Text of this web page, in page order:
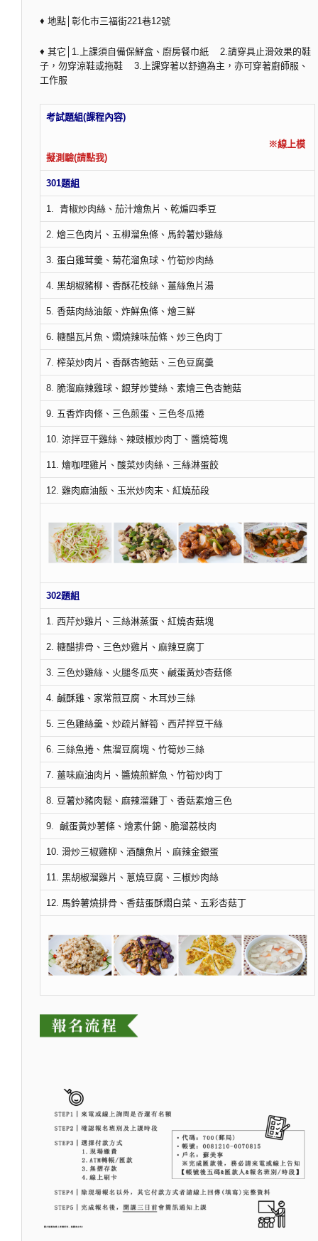
♦ 地點│彰化市三福街221巷12號
♦ 其它│1.上課須自備保鮮盒、廚房餐巾紙 2.請穿具止滑效果的鞋
子，勿穿涼鞋或拖鞋 3.上課穿著以舒適為主，亦可穿著廚師服、
工作服
考試題組(課程內容)
※線上模
擬測驗(請點我)
301題組
1. 青椒炒肉絲、茄汁燴魚片、乾煸四季豆
2. 燴三色肉片、五柳溜魚條、馬鈴薯炒雞絲
3. 蛋白雞茸羹、菊花溜魚球、竹筍炒肉絲
4. 黑胡椒豬柳、香酥花枝絲、薑絲魚片湯
5. 香菇肉絲油飯、炸鮮魚條、燴三鮮
6. 糖醋瓦片魚、燜燒辣味茄條、炒三色肉丁
7. 榨菜炒肉片、香酥杏鮑菇、三色豆腐羹
8. 脆溜麻辣雞球、銀芽炒雙絲、素燴三色杏鮑菇
9. 五香炸肉條、三色煎蛋、三色冬瓜捲
10. 涼拌豆干雞絲、辣豉椒炒肉丁、醬燒筍塊
11. 燴咖哩雞片、酸菜炒肉絲、三絲淋蛋餃
12. 雞肉麻油飯、玉米炒肉末、紅燒茄段
302題組
1. 西芹炒雞片、三絲淋蒸蛋、紅燒杏菇塊
2. 糖醋排骨、三色炒雞片、麻辣豆腐丁
3. 三色炒雞絲、火腿冬瓜夾、鹹蛋黃炒杏菇條
4. 鹹酥雞、家常煎豆腐、木耳炒三絲
5. 三色雞絲羹、炒疏片鮮筍、西芹拌豆干絲
6. 三絲魚捲、焦溜豆腐塊、竹筍炒三絲
7. 薑味麻油肉片、醬燒煎鮮魚、竹筍炒肉丁
8. 豆薯炒豬肉鬆、麻辣溜雞丁、香菇素燴三色
9. 鹹蛋黃炒薯條、燴素什錦、脆溜荔枝肉
10. 滑炒三椒雞柳、酒釀魚片、麻辣金銀蛋
11. 黑胡椒溜雞片、蔥燒豆腐、三椒炒肉絲
12. 馬鈴薯燒排骨、香菇蛋酥燜白菜、五彩杏菇丁